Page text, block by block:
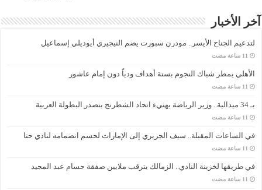
آخر الأخبار
لتدعيم الجناح الأيسر.. مودرن سبورت يضم النيجيري أيوديلي إسماعيل
الأهلي يمطر شباك النجوم بستة أهداف ودياً دون إمام عاشور
بـ 34 ميدالية.. وزير الرياضة يهنيء اتحاد الشطرنج بتصدر البطولة العربية
في الساعات المقبلة.. سيف الجزيري إلى الإمارات لحسم انضمامه لنادي حتا
في طريقها لخزينة النادي.. الزمالك يترقب ملايين صفقة حسام عبد المجيد